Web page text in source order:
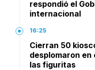
respondió el
internacional
16:25
Cierran 50
desplomaron en
las figuritas